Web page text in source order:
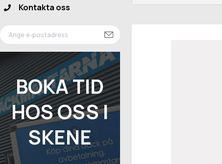
Kontakta oss
BOKA TID
HOS OSS I
SKENE